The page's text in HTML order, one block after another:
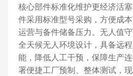
核心部件标准化维护更经济活
件采用标准型号采购，方便成
运营与备件储备压力。无人值
全天候无人环境设计，具备远
能，降低人工干预，保障生产
署便捷工厂预制、整体测试，